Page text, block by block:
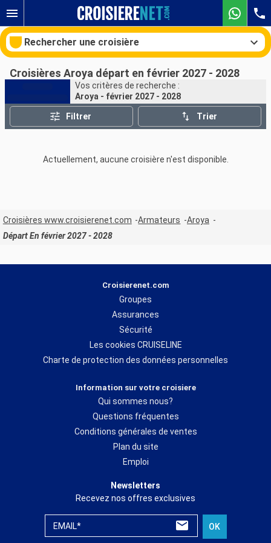
Rechercher une croisière
Nos destinations
Ports Compagnies
Croisières Aroya départ en février 2027 - 2028
Vos critères de recherche :
Aroya - février 2027 - 2028
Filtrer Trier
Actuellement, aucune croisière n'est disponible.
Croisières www.croisierenet.com Armateurs
Aroya
Départ En février 2027 - 2028
Croisierenet.com
Groupes
Assurances
Sécurité
Les cookies CRUISELINE
Charte de protection des données personnelles
Information sur votre croisiere
Qui sommes nous?
Questions fréquentes
Conditions générales de ventes
Plan du site
Emploi
Newsletters
Recevez nos offres exclusives
EMAIL* OK